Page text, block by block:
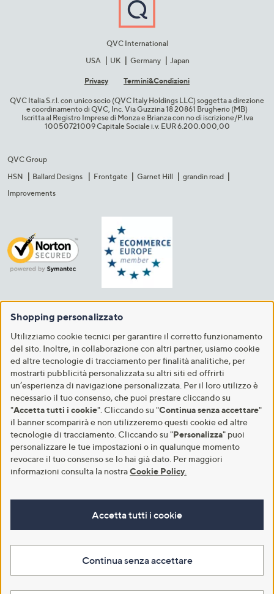
QVC International
USA
UK Germany Japan
Privacy Termini&C​ondizioni
QVC Italia S.r.l. con unico socio (QVC Italy Holdings LLC) soggetta a direzione
e coordinamento di QVC, Inc. Via Guzzina 18 20861 Brugherio (MB)​
Iscritta al Registro Imprese di Monza e Brianza con no di iscrizione/P.Iva
10050721009 Capitale Sociale i.v. EUR 6.200.000,00​
QVC Group
HSN
Ballard Designs Frontgate Garnet Hill
grandin road
Improvements
Shopping personalizzato
Utilizziamo cookie tecnici per garantire il corretto funzionamento
del sito. Inoltre, in collaborazione con altri partner, usiamo cookie
ed altre tecnologie di tracciamento per finalità analitiche, per
mostrarti pubblicità personalizzata su altri siti ed offrirti
un’esperienza di navigazione personalizzata. Per il loro utilizzo è
necessario il tuo consenso, che puoi prestare cliccando su
"Accetta tutti i cookie". Cliccando su "Continua senza accettare"
il banner scomparirà e non utilizzeremo questi cookie ed altre
tecnologie di tracciamento. Cliccando su "Personalizza" puoi
personalizzare le tue impostazioni o in qualunque momento
revocare il tuo consenso se lo hai già dato. Per maggiori
informazioni consulta la nostraCookie Policy
Accetta tutti i cookie
Continua senza accettare